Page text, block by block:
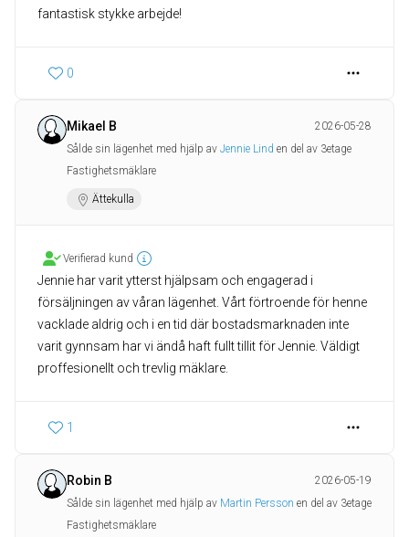
fantastisk stykke arbejde!
0
Mikael B
2026-05-28
Sålde sin lägenhet med hjälp av Jennie Lind en del av 3etage
Fastighetsmäklare
Ättekulla
Verifierad kund
Jennie har varit ytterst hjälpsam och engagerad i
försäljningen av våran lägenhet. Vårt förtroende för henne
vacklade aldrig och i en tid där bostadsmarknaden inte
varit gynnsam har vi ändå haft fullt tillit för Jennie. Väldigt
proffesionellt och trevlig mäklare.
1
Robin B
2026-05-19
Sålde sin lägenhet med hjälp av Martin Persson en del av 3etage
Fastighetsmäklare